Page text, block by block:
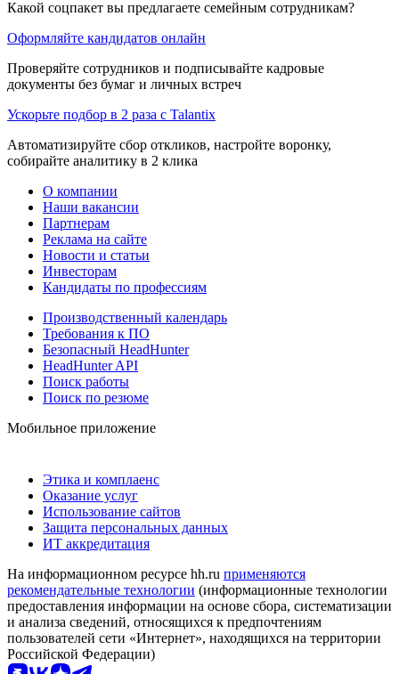
Какой соцпакет вы предлагаете семейным сотрудникам?
Оформляйте кандидатов онлайн
Проверяйте сотрудников и подписывайте кадровые
документы без бумаг и личных встреч
Ускорьте подбор в 2 раза с Talantix
Автоматизируйте сбор откликов, настройте воронку,
собирайте аналитику в 2 клика
О компании
Наши вакансии
Партнерам
Реклама на сайте
Новости и статьи
Инвесторам
Кандидаты по профессиям
Производственный календарь
Требования к ПО
Безопасный HeadHunter
HeadHunter API
Поиск работы
Поиск по резюме
Мобильное приложение
Этика и комплаенс
Оказание услуг
Использование сайтов
Защита персональных данных
ИТ аккредитация
На информационном ресурсе hh.ru применяются
рекомендательные технологии (информационные технологии
предоставления информации на основе сбора, систематизации
и анализа сведений, относящихся к предпочтениям
пользователей сети «Интернет», находящихся на территории
Российской Федерации)